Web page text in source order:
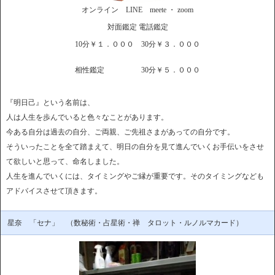
オンライン LINE meete ・ zoom
対面鑑定 電話鑑定
10分￥１．０００ 30分￥３．０００
相性鑑定 30分￥５．０００
『明日己』という名前は、
人は人生を歩んでいると色々なことがあります。
今ある自分は過去の自分、ご両親、 ご先祖さまがあっての自分です。
そういったことを全て踏まえて、 明日の自分を見て進んでいくお手伝いをさせ
て欲しいと思って、 命名しました。
人生を進んでいくには、タイミングやご縁が重要です。 そのタイミングなども
アドバイスさせて頂きます。
星奈 「セナ」 （数秘術・占星術・禅 タロット・ルノルマカード）